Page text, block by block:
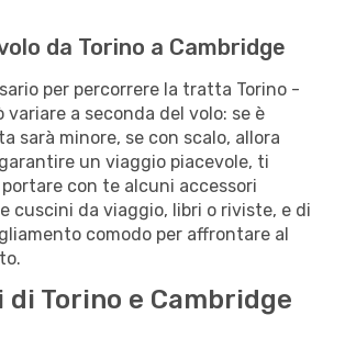
da Torino a Cambridge
per percorrere la tratta Torino -
variare a seconda del volo: se è
sarà minore, se con scalo, allora
un viaggio piacevole, ti
con te alcuni accessori
cuscini da viaggio, libri o riviste, e di
comodo per affrontare al
Torino e Cambridge